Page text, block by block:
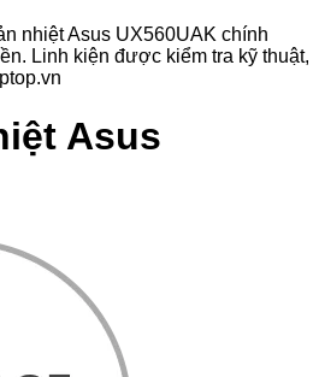
nhiệt Asus UX560UAK chính
Linh kiện được kiểm tra kỹ thuật,
Asus